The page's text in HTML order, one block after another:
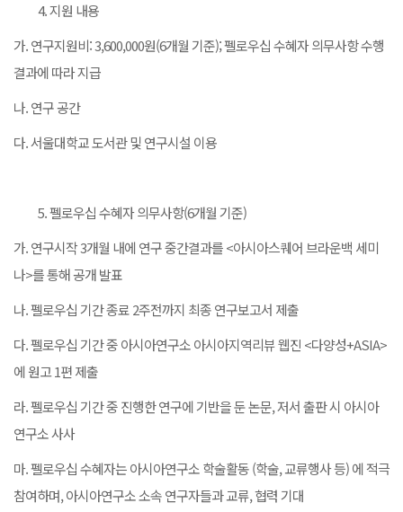
지원 내용
가. 연구지원비: 3,600,000원(6개월 기준); 펠로우십 수혜자 의무사항 수행
결과에 따라 지급
나. 연구 공간
다. 서울대학교 도서관 및 연구시설 이용
펠로우십 수혜자 의무사항(6개월 기준)
가. 연구시작 3개월 내에 연구 중간결과를 <아시아스퀘어 브라운백 세미
나>를 통해 공개 발표
나. 펠로우십 기간 종료 2주전까지 최종 연구보고서 제출
다. 펠로우십 기간 중 아시아연구소 아시아지역리뷰 웹진 <다양성+ASIA>
에 원고 1편 제출
라. 펠로우십 기간 중 진행한 연구에 기반을 둔 논문, 저서 출판 시 아시아
연구소 사사
마. 펠로우십 수혜자는 아시아연구소 학술활동 (학술, 교류행사 등) 에 적극
참여하며, 아시아연구소 소속 연구자들과 교류, 협력 기대